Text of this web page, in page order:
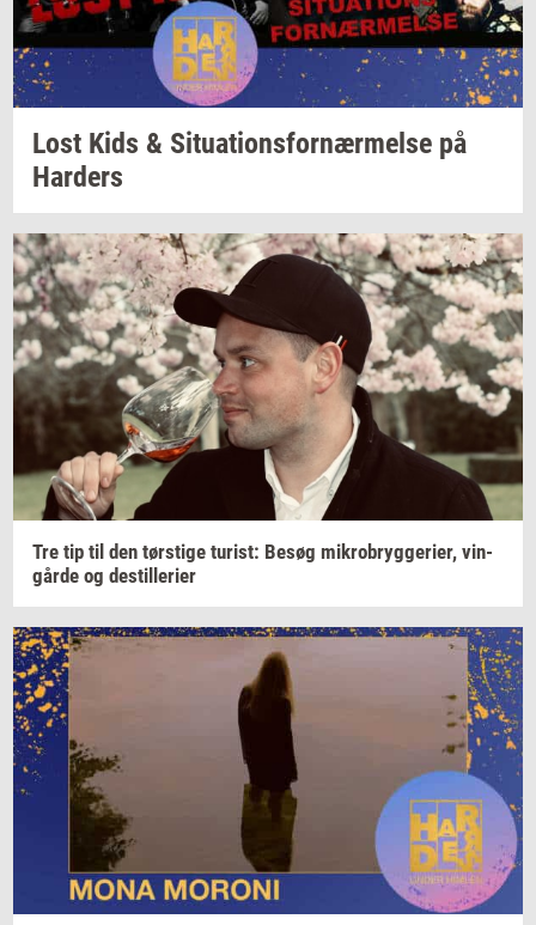
Lost Kids & Si­tu­a­tions­for­nær­mel­se på
Har­ders
Tre tip til den tørsti­ge turist: Besøg mi­kro­bryg­ge­ri­er, vin­
går­de og destil­le­ri­er